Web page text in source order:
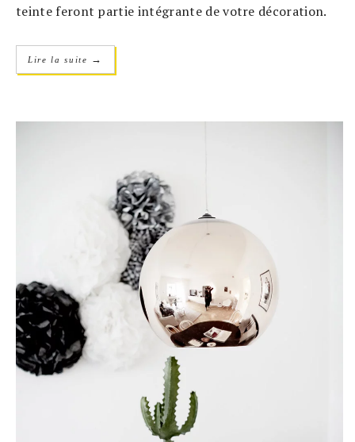
teinte feront partie intégrante de votre décoration.
Lire la suite →